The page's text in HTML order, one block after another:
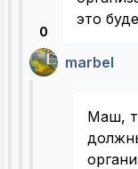
0
это
marbel
Маш,